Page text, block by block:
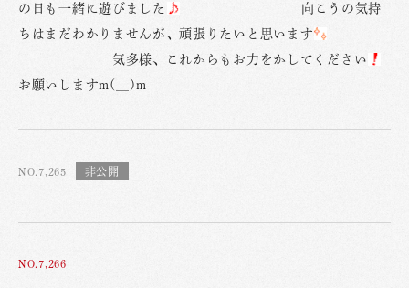
の日も一緒に遊びました
向こうの気持
ちはまだわかりませんが、頑張りたいと思います
気多様、これからもお力をかしてください
お願いしますm(__)m
NO.7,265
NO.7,266